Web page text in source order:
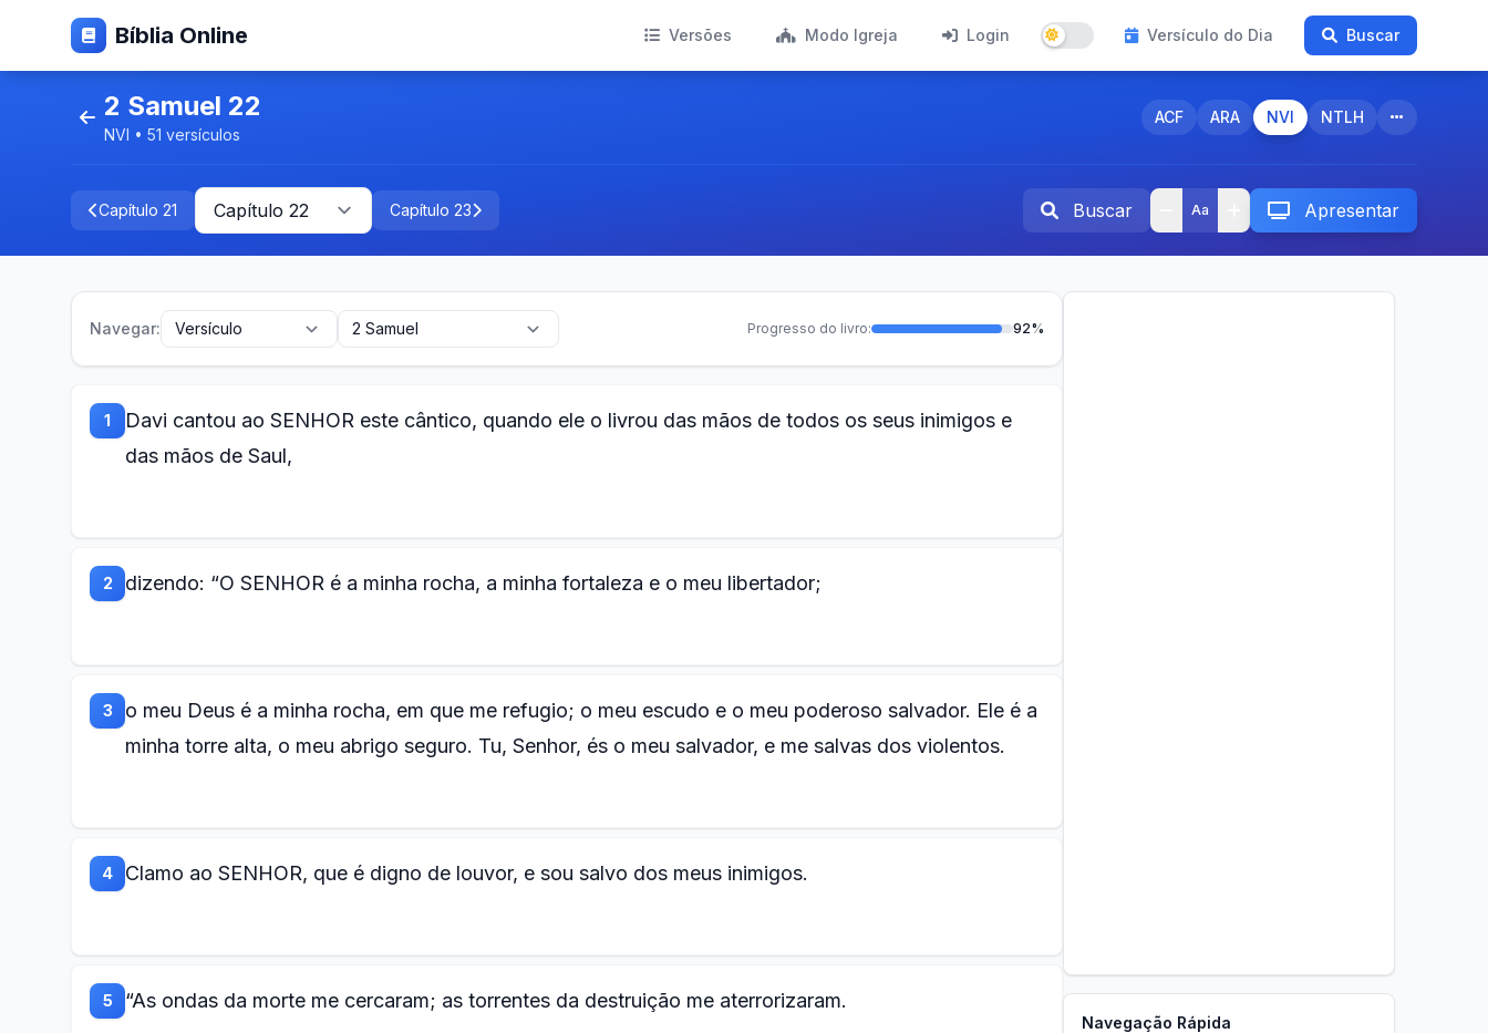
Bíblia Online Versões Modo Igreja Login Versículo do Dia Buscar
2 Samuel 22
NVI • 51 versículos
ACF ARA NVI NTLH
Capítulo 21 Capítulo 23 Buscar Aa Apresentar
Navegar: Progresso do livro: 92%
1
Davi cantou ao SENHOR este cântico, quando ele o livrou das mãos de todos os seus inimigos e
das mãos de Saul,
2 dizendo: “O SENHOR é a minha rocha, a minha fortaleza e o meu libertador;
3
o meu Deus é a minha rocha, em que me refugio; o meu escudo e o meu poderoso salvador. Ele é a
minha torre alta, o meu abrigo seguro. Tu, Senhor, és o meu salvador, e me salvas dos violentos.
4 Clamo ao SENHOR, que é digno de louvor, e sou salvo dos meus inimigos.
5 “As ondas da morte me cercaram; as torrentes da destruição me aterrorizaram.
Navegação Rápida